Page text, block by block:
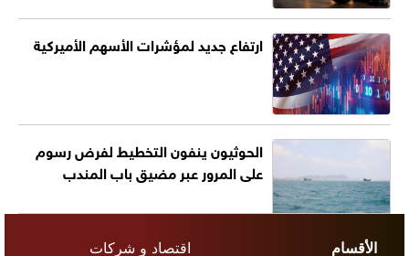
ارتفاع جديد لمؤشرات الأسهم الأميركية
الحوثيون ينفون التخطيط لفرض رسوم
على المرور عبر مضيق باب المندب
الأقسام
اقتصاد و شركات